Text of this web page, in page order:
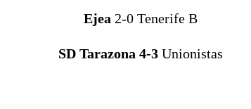
Ejea 2-0 Tenerife B
SD Tarazona 4-3 Unionistas